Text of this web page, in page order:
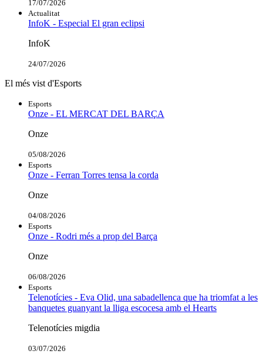
17/07/2026
Actualitat
InfoK - Especial El gran eclipsi
InfoK
24/07/2026
El més vist d'Esports
Esports
Onze - EL MERCAT DEL BARÇA
Onze
05/08/2026
Esports
Onze - Ferran Torres tensa la corda
Onze
04/08/2026
Esports
Onze - Rodri més a prop del Barça
Onze
06/08/2026
Esports
Telenotícies - Eva Olid, una sabadellenca que ha triomfat a les
banquetes guanyant la lliga escocesa amb el Hearts
Telenotícies migdia
03/07/2026